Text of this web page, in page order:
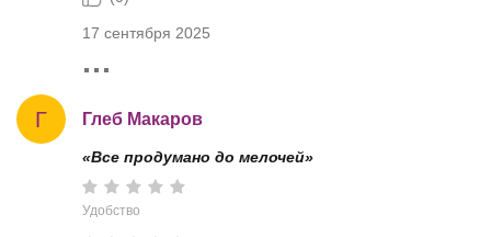
17 сентября 2025
Г Глеб Макаров
«Все продумано до мелочей»
Удобство